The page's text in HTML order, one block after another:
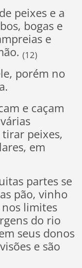
peixes e a
bogas e
e
(12)
porém no
e caçam
peixes,
em
partes se
pão, vinho
limites
do rio
seus donos
e são